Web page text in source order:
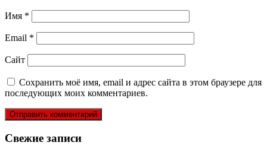
Имя *
Email *
Сайт
Сохранить моё имя, email и адрес сайта в этом браузере для
последующих моих комментариев.
Свежие записи